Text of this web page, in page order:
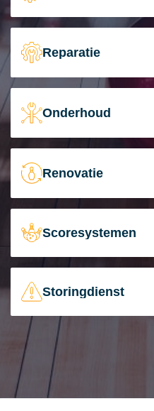
Reparatie
Onderhoud
Renovatie
Scoresystemen
Storingdienst